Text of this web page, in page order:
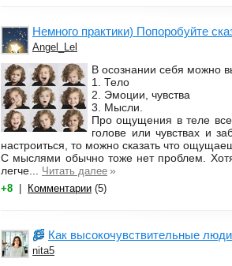
Немного практики) Попоробуйте
Angel_Lel
В осознании себя можно
1. Тело
2. Эмоции, чувства
3. Мысли.
Про ощущения в теле все
голове или чувствах и
настроиться, то можно сказать что
С мыслями обычно тоже нет проблем.
легче... Читать далее »
+8 Комментарии (5)
Как высокочувствительные
nita5